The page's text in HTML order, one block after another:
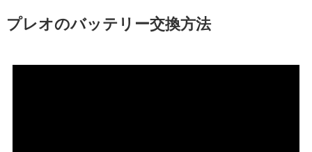
プレオのバッテリー交換方法